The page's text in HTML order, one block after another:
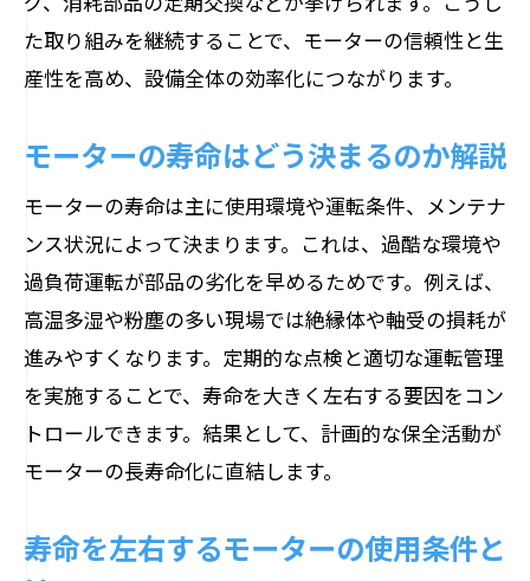
た取り組みを継続することで、モーターの信頼性と生
産性を高め、設備全体の効率化につながります。
モーターの寿命はどう決まるのか解説
モーターの寿命は主に使用環境や運転条件、メンテナ
ンス状況によって決まります。これは、過酷な環境や
過負荷運転が部品の劣化を早めるためです。例えば、
高温多湿や粉塵の多い現場では絶縁体や軸受の損耗が
進みやすくなります。定期的な点検と適切な運転管理
を実施することで、寿命を大きく左右する要因をコン
トロールできます。結果として、計画的な保全活動が
モーターの長寿命化に直結します。
寿命を左右するモーターの使用条件と